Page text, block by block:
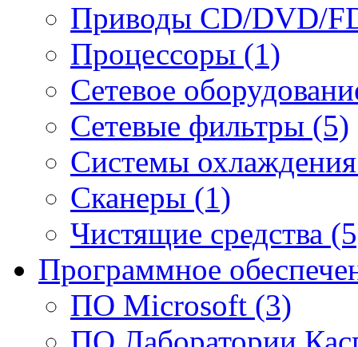
Приводы CD/DVD/
Процессоры (1)
Сетевое
Сетевые фильтры (5)
Системы
Сканеры (1)
Чистящие средства
Программное
ПО Microsoft (3)